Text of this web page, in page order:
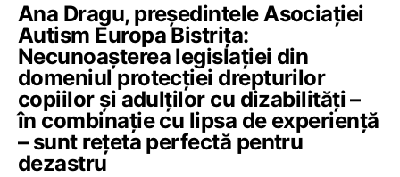
Ana Dragu, președintele Asociației
Autism Europa Bistrița:
Necunoașterea legislației din
domeniul protecției drepturilor
copiilor și adulților cu dizabilități –
în combinație cu lipsa de experiență
– sunt rețeta perfectă pentru
dezastru